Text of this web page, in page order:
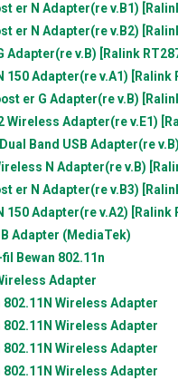
er N Adapter(re v.B1)
er N Adapter(re v.B2)
Adapter(re v.B) [Ralink
150 Adapter(re v.A1) [Ralink
er G Adapter(re v.B)
Wireless Adapter(re v.E1)
Band USB Adapter(re
N Adapter(re v.B)
er N Adapter(re v.B3)
150 Adapter(re v.A2) [Ralink
Adapter (MediaTek)
Bewan 802.11n
Adapter
Wireless Adapter
Wireless Adapter
Wireless Adapter
Wireless Adapter